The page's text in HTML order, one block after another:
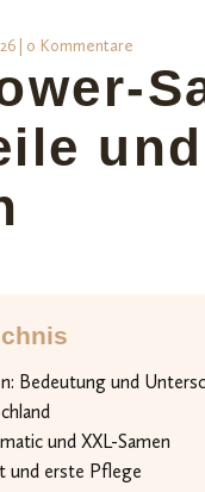
| 0 Kommentare
Bedeutung und
und XXL-Samen
und erste Pflege